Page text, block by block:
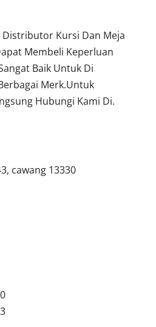
Distributor Kursi Dan Meja
Membeli Keperluan
Baik Untuk Di
Merk.Untuk
Hubungi Kami Di.
cawang 13330